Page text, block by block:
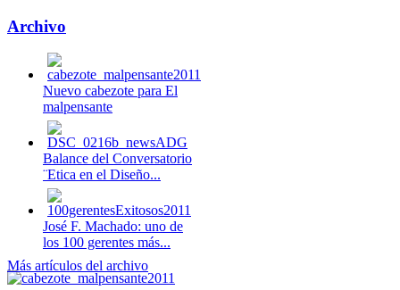
Archivo
Nuevo cabezote para El
malpensante
Balance del Conversatorio
¨Etica en el Diseño...
José F. Machado: uno de
los 100 gerentes más...
Más artículos del archivo